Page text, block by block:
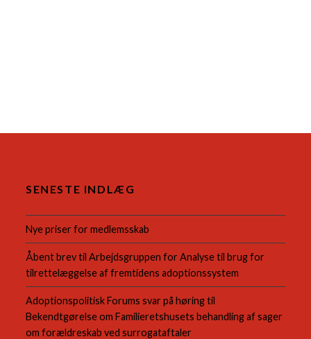
SENESTE INDLÆG
Nye priser for medlemsskab
Åbent brev til Arbejdsgruppen for Analyse til brug for
tilrettelæggelse af fremtidens adoptionssystem
Adoptionspolitisk Forums svar på høring til
Bekendtgørelse om Familieretshusets behandling af sager
om forældreskab ved surrogataftaler